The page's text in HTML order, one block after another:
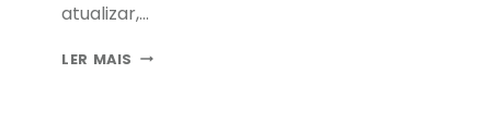
atualizar,…
LER MAIS COMPILAÇÃO